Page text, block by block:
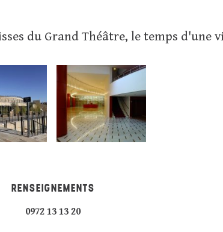
du Grand Théâtre, le temps d'une
RENSEIGNEMENTS
0972 13 13 20